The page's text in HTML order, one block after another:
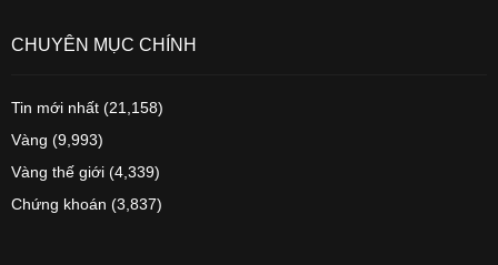
CHUYÊN MỤC CHÍNH
Tin mới nhất (21,158)
Vàng (9,993)
Vàng thế giới (4,339)
Chứng khoán (3,837)